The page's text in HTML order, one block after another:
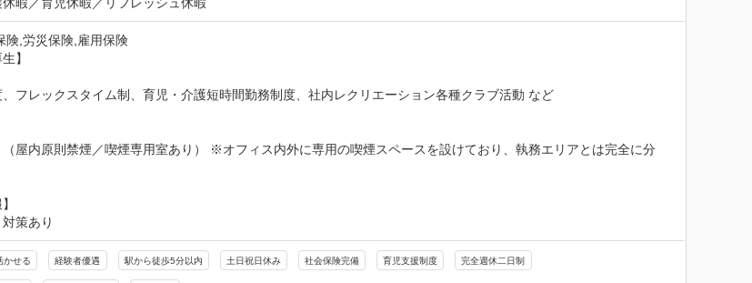
険,労災保険,雇用保険
】
フレックスタイム制、育児・介護短時間勤務制度、社内レクリエーション各種クラブ活動 など
屋内原則禁煙／喫煙専用室あり） ※オフィス内外に専用の喫煙スペースを設けており、執務エリアとは完全に分
策あり
かせる 経験者優遇 駅から徒歩5分以内 土日祝日休み 社会保険完備 育児支援制度 完全週休二日制